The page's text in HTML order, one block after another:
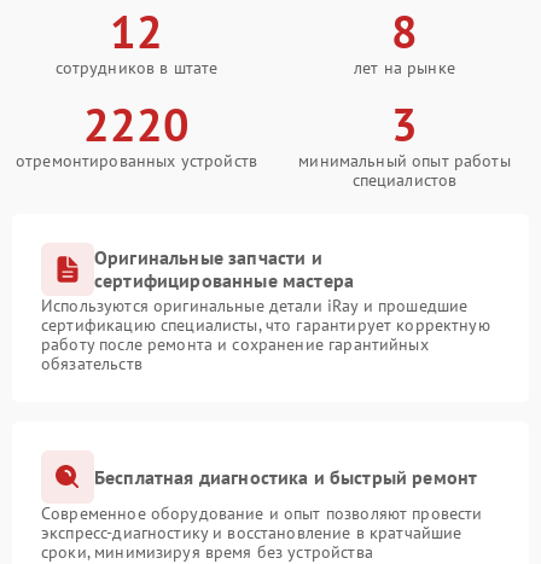
12
сотрудников в штате
8
лет на рынке
2220
отремонтированных устройств
3
минимальный опыт работы
специалистов
Оригинальные запчасти и
сертифицированные мастера
Используются оригинальные детали iRay и прошедшие
сертификацию специалисты, что гарантирует корректную
работу после ремонта и сохранение гарантийных
обязательств
Бесплатная диагностика и быстрый ремонт
Современное оборудование и опыт позволяют провести
экспресс-диагностику и восстановление в кратчайшие
сроки, минимизируя время без устройства